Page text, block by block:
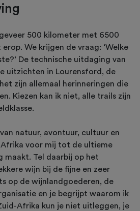
500 kilometer met 6500
We krijgen de vraag: ‘Welke
De technische uitdaging van
uitzichten in Lourensford, de
zijn allemaal herinneringen die
Kiezen kan ik niet, alle trails zijn
natuur, avontuur, cultuur en
voor mij tot de ultieme
maakt. Tel daarbij op het
wijn bij de fijne en zeer
op de wijnlandgoederen, de
en je begrijpt waarom ik
Afrika kun je niet uitleggen, je